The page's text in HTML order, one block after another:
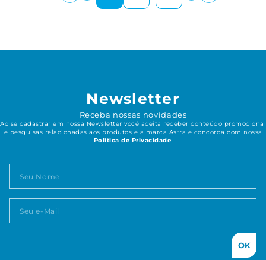
Newsletter
Receba nossas novidades
Ao se cadastrar em nossa Newsletter você aceita receber conteúdo promocional
e pesquisas relacionadas aos produtos e a marca Astra e concorda com nossa
Política de Privacidade.
OK